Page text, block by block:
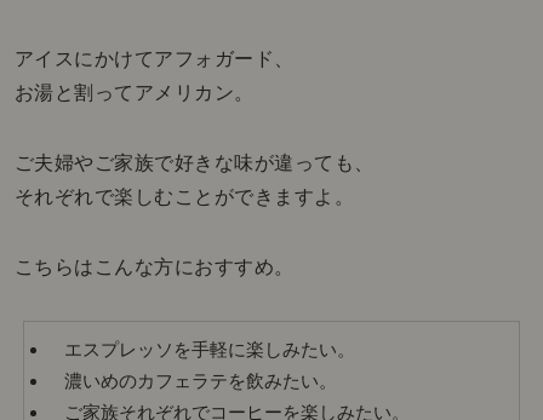
アイスにかけてアフォガード、
お湯と割ってアメリカン。
ご夫婦やご家族で好きな味が違っても、
それぞれで楽しむことができますよ。
こちらはこんな方におすすめ。
エスプレッソを手軽に楽しみたい。
濃いめのカフェラテを飲みたい。
ご家族それぞれでコーヒーを楽しみたい。